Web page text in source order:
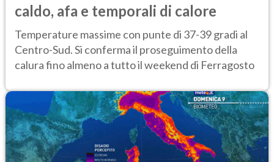
caldo, afa e temporali di calore
Temperature massime con punte di 37-39 gradi al
Centro-Sud. Si conferma il proseguimento della
calura fino almeno a tutto il weekend di Ferragosto